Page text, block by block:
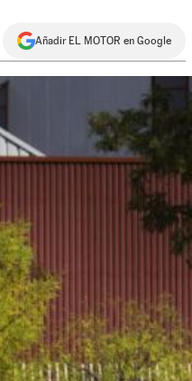
Añadir EL MOTOR en Google